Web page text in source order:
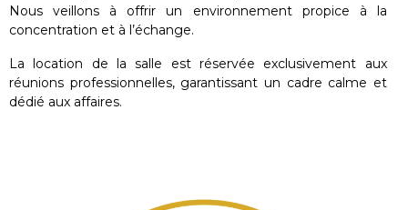
Nous veillons à offrir un environnement propice à la
concentration et à l’échange.
La location de la salle est réservée exclusivement aux
réunions professionnelles, garantissant un cadre calme et
dédié aux affaires.